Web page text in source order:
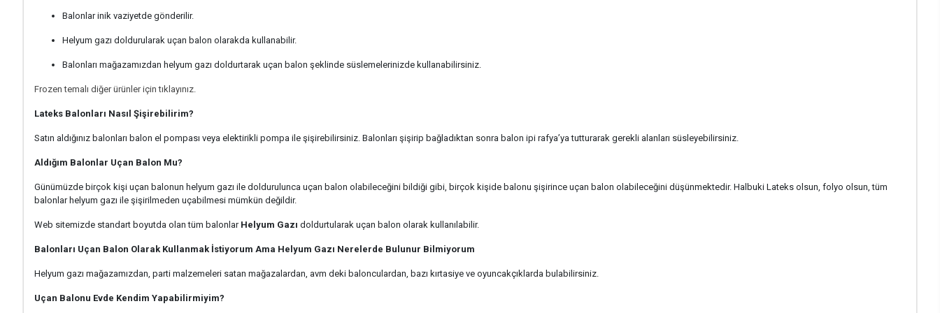
Balonlar inik vaziyetde gönderilir.
Helyum gazı doldurularak uçan balon olarakda kullanabilir.
Balonları mağazamızdan helyum gazı doldurtarak uçan balon şeklinde süslemelerinizde kullanabilirsiniz.
Frozen temalı diğer ürünler için tıklayınız.
Lateks Balonları Nasıl Şişirebilirim?
Satın aldığınız balonları balon el pompası veya elektirikli pompa ile şişirebilirsiniz. Balonları şişirip bağladıktan sonra balon ipi rafya’ya tutturarak gerekli alanları süsleyebilirsiniz.
Aldığım Balonlar Uçan Balon Mu?
Günümüzde birçok kişi uçan balonun helyum gazı ile doldurulunca uçan balon olabileceğini bildiği gibi, birçok kişide balonu şişirince uçan balon olabileceğini düşünmektedir. Halbuki Lateks olsun, folyo olsun, tüm
balonlar helyum gazı ile şişirilmeden uçabilmesi mümkün değildir.
Web sitemizde standart boyutda olan tüm balonlar Helyum Gazı doldurtularak uçan balon olarak kullanılabilir.
Balonları Uçan Balon Olarak Kullanmak İstiyorum Ama Helyum Gazı Nerelerde Bulunur Bilmiyorum
Helyum gazı mağazamızdan, parti malzemeleri satan mağazalardan, avm deki balonculardan, bazı kırtasiye ve oyuncakçıklarda bulabilirsiniz.
Uçan Balonu Evde Kendim Yapabilirmiyim?